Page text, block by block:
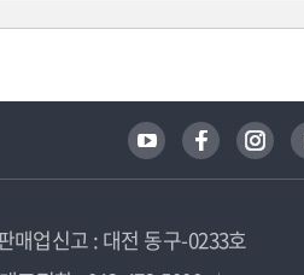
매업신고 : 대전 동구-0233호